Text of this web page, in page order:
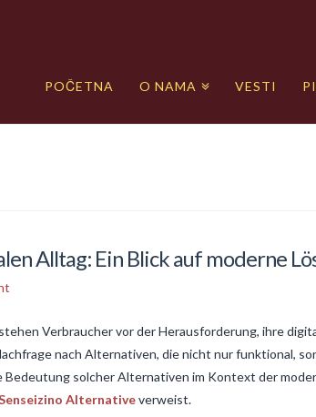
POČETNA O NAMA VESTI
Alltag: Ein Blick auf moderne
Verbraucher vor der Herausforderung, ihre
nach Alternativen, die nicht nur funktional,
solcher Alternativen im Kontext der
Alternativeverweist.